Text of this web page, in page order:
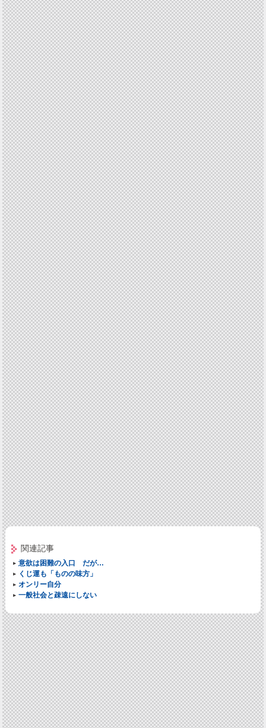
関連記事
意欲は困難の入口 だが…
くじ運も「ものの味方」
オンリー自分
一般社会と疎遠にしない